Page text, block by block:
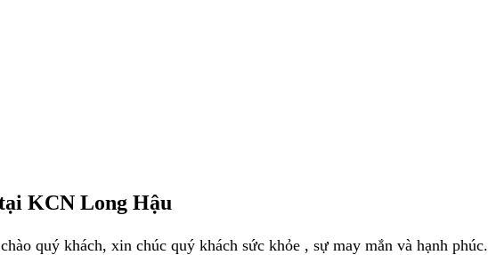
KCN Long Hậu
quý khách, xin chúc quý khách sức khỏe , sự may mắn và hạnh phúc.